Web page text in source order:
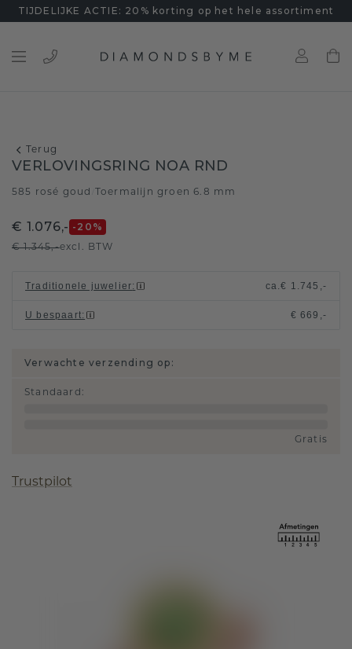
TIJDELIJKE ACTIE: 20% korting op het hele assortiment
Terug
VERLOVINGSRING NOA RND
585 rosé goud Toermalijn groen 6.8 mm
€ 1.076,- -20 %
€ 1.345,-excl. BTW
Traditionele juwelier: ca.€ 1.745,-
U bespaart: € 669,-
Verwachte verzending op:
Standaard :
Gratis
Trustpilot